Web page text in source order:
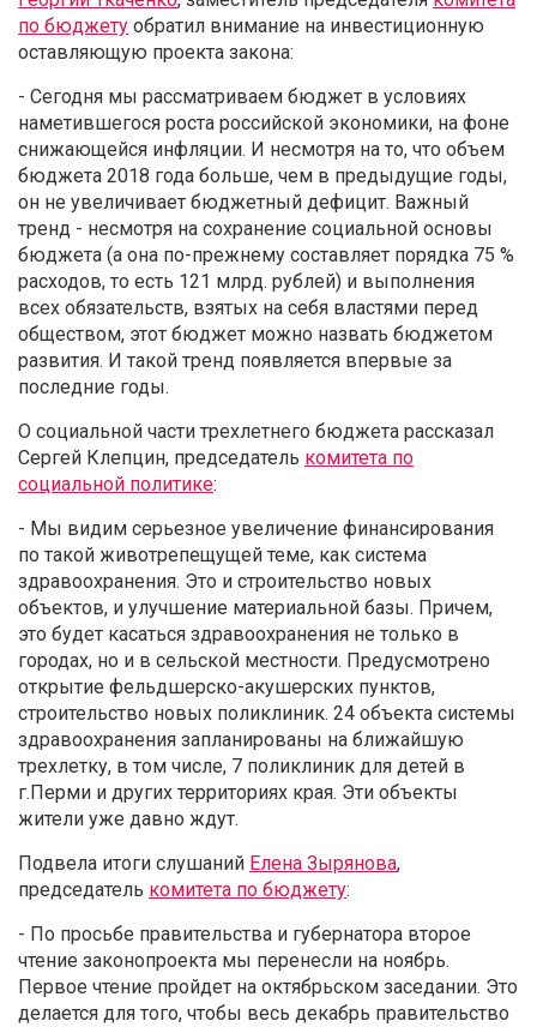
по бюджету обратил внимание на инвестиционную
оставляющую проекта закона:
- Cегодня мы рассматриваем бюджет в условиях
наметившегося роста российской экономики, на фоне
снижающейся инфляции. И несмотря на то, что объем
бюджета 2018 года больше, чем в предыдущие годы,
он не увеличивает бюджетный дефицит. Важный
тренд - несмотря на сохранение социальной основы
бюджета (а она по-прежнему составляет порядка 75 %
расходов, то есть 121 млрд. рублей) и выполнения
всех обязательств, взятых на себя властями перед
обществом, этот бюджет можно назвать бюджетом
развития. И такой тренд появляется впервые за
последние годы.
О социальной части трехлетнего бюджета рассказал
Сергей Клепцин, председатель комитета по
социальной политике:
- Мы видим серьезное увеличение финансирования
по такой животрепещущей теме, как система
здравоохранения. Это и строительство новых
объектов, и улучшение материальной базы. Причем,
это будет касаться здравоохранения не только в
городах, но и в сельской местности. Предусмотрено
открытие фельдшерско-акушерских пунктов,
строительство новых поликлиник. 24 объекта системы
здравоохранения запланированы на ближайшую
трехлетку, в том числе, 7 поликлиник для детей в
г.Перми и других территориях края. Эти объекты
жители уже давно ждут.
Подвела итоги слушаний Елена Зырянова,
председатель комитета по бюджету:
- По просьбе правительства и губернатора второе
чтение законопроекта мы перенесли на ноябрь.
Первое чтение пройдет на октябрьском заседании. Это
делается для того, чтобы весь декабрь правительство